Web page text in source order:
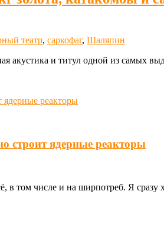
театр, саркофаг, Шаляпин
акустика и титул одной из самых
строит ядерные реакторы
в том числе и на ширпотреб. Я сразу